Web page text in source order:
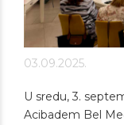
03.09.2025.
U sredu, 3.
Acibadem Bel